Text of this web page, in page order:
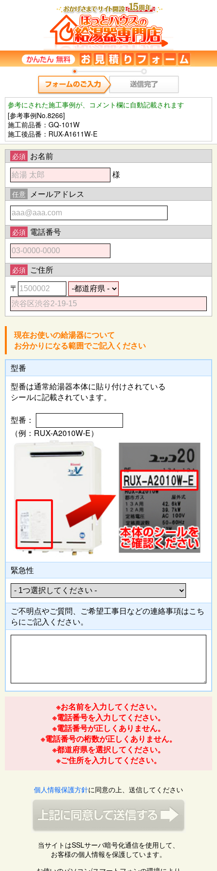
参考にされた施工事例が、コメント欄に自動記載されます
[参考事例No.8266]
施工前品番：GQ-101W
施工後品番：RUX-A1611W-E
必須 お名前
様
任意 メールアドレス
必須 電話番号
必須 ご住所
〒
現在お使いの給湯器について
お分かりになる範囲でご記入ください
型番
型番は通常給湯器本体に貼り付けされている
シールに記載されています。
型番：
（例：RUX-A2010W-E）
緊急性
ご不明点やご質問、ご希望工事日などの連絡事項はこち
らにご記入 ください。
※お名前を入力してください。
※電話番号を入力してください。
※電話番号が正しくありません。
※電話番号の桁数が正しくありません。
※都道府県を選択してください。
※ご住所を入力してください。
個人情報保護方針に同意の上、送信してください
当サイトはSSLサーバ暗号化通信を使用して、
お客様の個人情報を保護しています。